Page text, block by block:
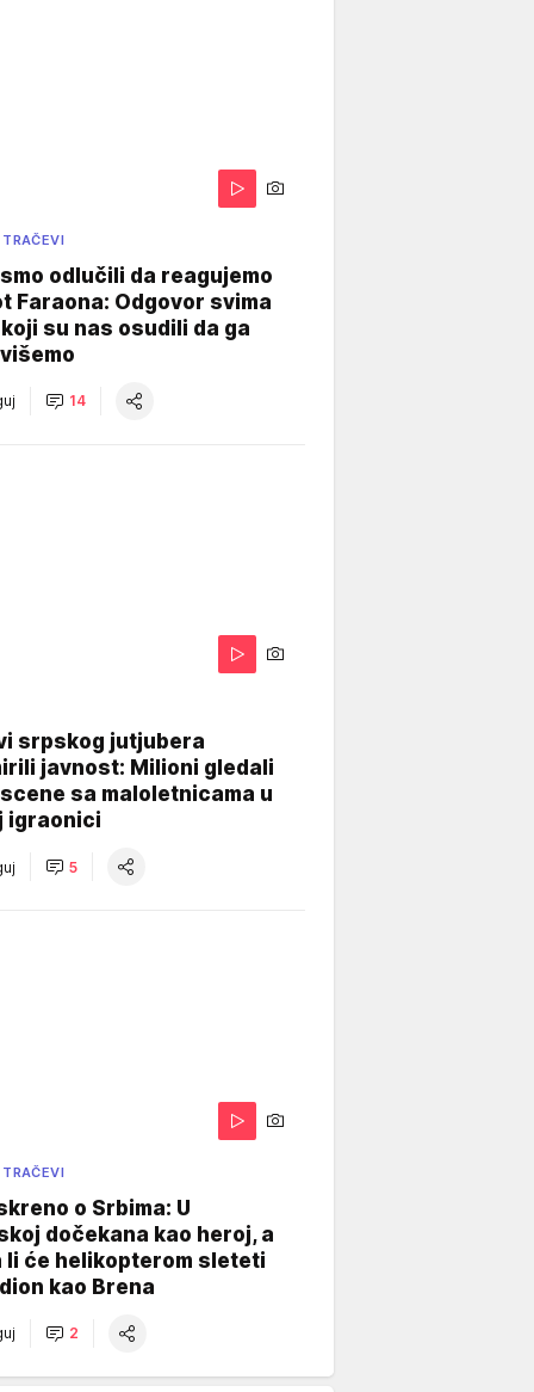
odlučili da reagujemo
Faraona: Odgovor svima
su nas osudili da ga
14
srpskog jutjubera
javnost: Milioni gledali
sa maloletnicama u
igraonici
5
o Srbima: U
dočekana kao heroj, a
li će helikopterom sleteti
kao Brena
2